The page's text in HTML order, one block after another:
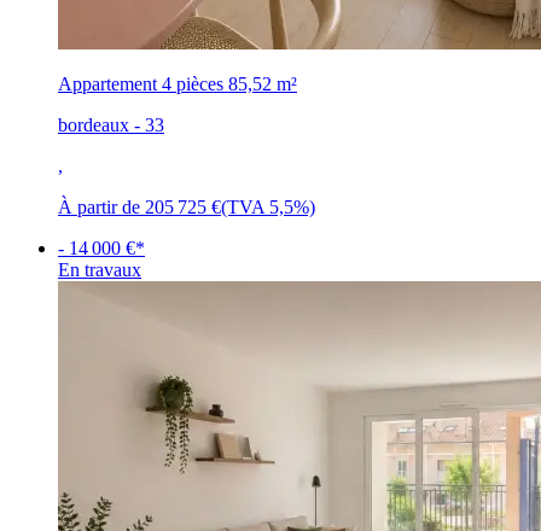
Appartement 4 pièces 85,52 m²
bordeaux - 33
,
À partir de 205 725 €(TVA 5,5%)
- 14 000 €*
En travaux